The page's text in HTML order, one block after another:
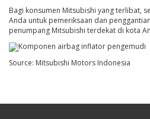
Bagi konsumen Mitsubishi yang terlibat,
Anda untuk pemeriksaan dan
penumpang Mitsubishi terdekat di kota
Komponen airbag inflator pengemudi
Source: Mitsubishi Motors Indonesia